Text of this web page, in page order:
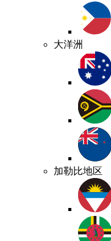
大洋洲
加勒比地区